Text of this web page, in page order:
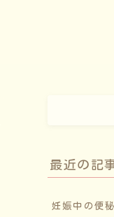
最近の記
妊娠中の便